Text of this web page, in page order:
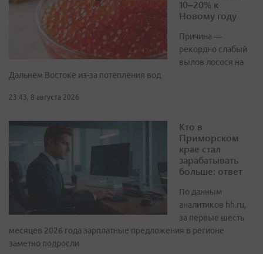
10–20% к
Новому году
Причина —
рекордно слабый
вылов лосося на
Дальнем Востоке из-за потепления вод
23:43, 8 августа 2026
Кто в
Приморском
крае стал
зарабатывать
больше: ответ
По данным
аналитиков hh.ru,
за первые шесть
месяцев 2026 года зарплатные предложения в регионе
заметно подросли